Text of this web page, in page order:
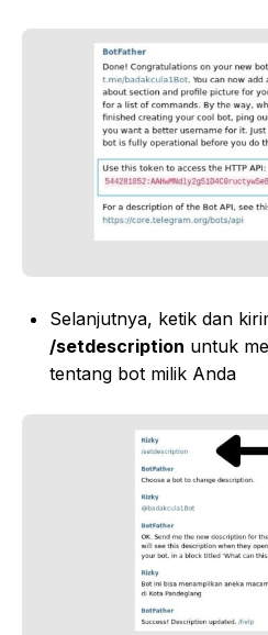
Selanjutnya, ketik dan
/setdescription untuk
tentang bot milik Anda